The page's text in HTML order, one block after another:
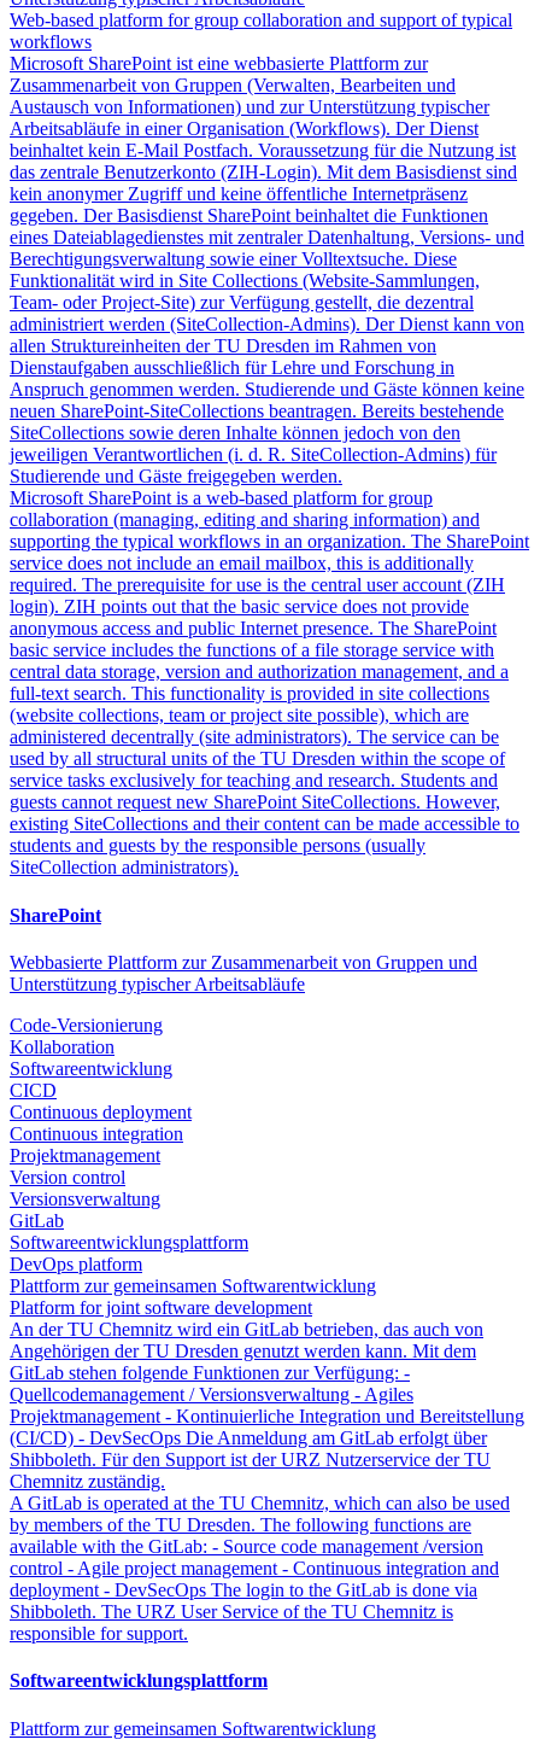
Web-based platform for group collaboration and support of typical
workflows
Microsoft SharePoint ist eine webbasierte Plattform zur
Zusammenarbeit von Gruppen (Verwalten, Bearbeiten und
Austausch von Informationen) und zur Unterstützung typischer
Arbeitsabläufe in einer Organisation (Workflows). Der Dienst
beinhaltet kein E-Mail Postfach. Voraussetzung für die Nutzung ist
das zentrale Benutzerkonto (ZIH-Login). Mit dem Basisdienst sind
kein anonymer Zugriff und keine öffentliche Internetpräsenz
gegeben. Der Basisdienst SharePoint beinhaltet die Funktionen
eines Dateiablagedienstes mit zentraler Datenhaltung, Versions- und
Berechtigungsverwaltung sowie einer Volltextsuche. Diese
Funktionalität wird in Site Collections (Website-Sammlungen,
Team- oder Project-Site) zur Verfügung gestellt, die dezentral
administriert werden (SiteCollection-Admins). Der Dienst kann von
allen Struktureinheiten der TU Dresden im Rahmen von
Dienstaufgaben ausschließlich für Lehre und Forschung in
Anspruch genommen werden. Studierende und Gäste können keine
neuen SharePoint-SiteCollections beantragen. Bereits bestehende
SiteCollections sowie deren Inhalte können jedoch von den
jeweiligen Verantwortlichen (i. d. R. SiteCollection-Admins) für
Studierende und Gäste freigegeben werden.
Microsoft SharePoint is a web-based platform for group
collaboration (managing, editing and sharing information) and
supporting the typical workflows in an organization. The SharePoint
service does not include an email mailbox, this is additionally
required. The prerequisite for use is the central user account (ZIH
login). ZIH points out that the basic service does not provide
anonymous access and public Internet presence. The SharePoint
basic service includes the functions of a file storage service with
central data storage, version and authorization management, and a
full-text search. This functionality is provided in site collections
(website collections, team or project site possible), which are
administered decentrally (site administrators). The service can be
used by all structural units of the TU Dresden within the scope of
service tasks exclusively for teaching and research. Students and
guests cannot request new SharePoint SiteCollections. However,
existing SiteCollections and their content can be made accessible to
students and guests by the responsible persons (usually
SiteCollection administrators).
SharePoint
Webbasierte Plattform zur Zusammenarbeit von Gruppen und
Unterstützung typischer Arbeitsabläufe
Code-Versionierung
Kollaboration
Softwareentwicklung
CICD
Continuous deployment
Continuous integration
Projektmanagement
Version control
Versionsverwaltung
GitLab
Softwareentwicklungsplattform
DevOps platform
Plattform zur gemeinsamen Softwarentwicklung
Platform for joint software development
An der TU Chemnitz wird ein GitLab betrieben, das auch von
Angehörigen der TU Dresden genutzt werden kann. Mit dem
GitLab stehen folgende Funktionen zur Verfügung: -
Quellcodemanagement / Versionsverwaltung - Agiles
Projektmanagement - Kontinuierliche Integration und Bereitstellung
(CI/CD) - DevSecOps Die Anmeldung am GitLab erfolgt über
Shibboleth. Für den Support ist der URZ Nutzerservice der TU
Chemnitz zuständig.
A GitLab is operated at the TU Chemnitz, which can also be used
by members of the TU Dresden. The following functions are
available with the GitLab: - Source code management /version
control - Agile project management - Continuous integration and
deployment - DevSecOps The login to the GitLab is done via
Shibboleth. The URZ User Service of the TU Chemnitz is
responsible for support.
Softwareentwicklungsplattform
Plattform zur gemeinsamen Softwarentwicklung